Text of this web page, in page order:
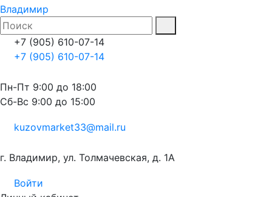
Владимир
+7 (905) 610-07-14
+7 (905) 610-07-14
Пн-Пт 9:00 до 18:00
Сб-Вс 9:00 до 15:00
kuzovmarket33@mail.ru
г. Владимир, ул. Толмачевская, д. 1А
Войти